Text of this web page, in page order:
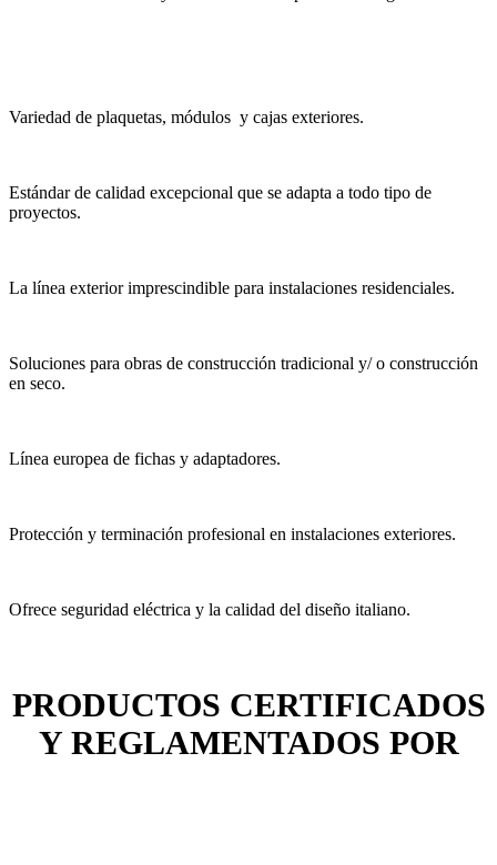
Variedad de plaquetas, módulos y cajas exteriores.
Estándar de calidad excepcional que se adapta a todo tipo de
proyectos.
La línea exterior imprescindible para instalaciones residenciales.
Soluciones para obras de construcción tradicional y/ o construcción
en seco.
Línea europea de fichas y adaptadores.
Protección y terminación profesional en instalaciones exteriores.
Ofrece seguridad eléctrica y la calidad del diseño italiano.
PRODUCTOS CERTIFICADOS
Y REGLAMENTADOS POR